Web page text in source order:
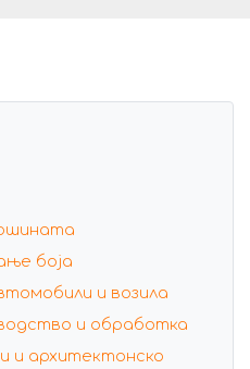
боја
и возила
и обработка
и архитектонско